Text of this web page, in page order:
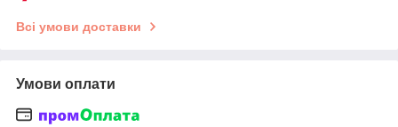
Всі умови доставки
Умови оплати